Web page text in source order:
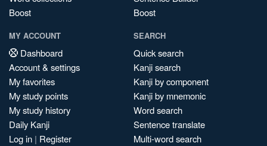
Boost
Boost
MY ACCOUNT
Dashboard
Account & settings
My favorites
My study points
My study history
Daily Kanji
Log in | Register
SEARCH
Quick search
Kanji search
Kanji by component
Kanji by mnemonic
Word search
Sentence translate
Multi-word search